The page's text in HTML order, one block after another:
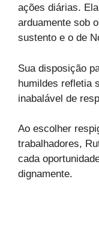
ações diárias.
arduamente sob
sustento e o de
Sua disposição
humildes refletia
inabalável de
Ao escolher
trabalhadores,
cada
dignamente.